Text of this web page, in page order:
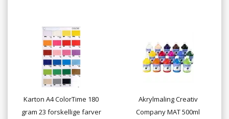
Karton A4 ColorTime 180
gram 23 forskellige farver
Akrylmaling Creativ
Company MAT 500ml